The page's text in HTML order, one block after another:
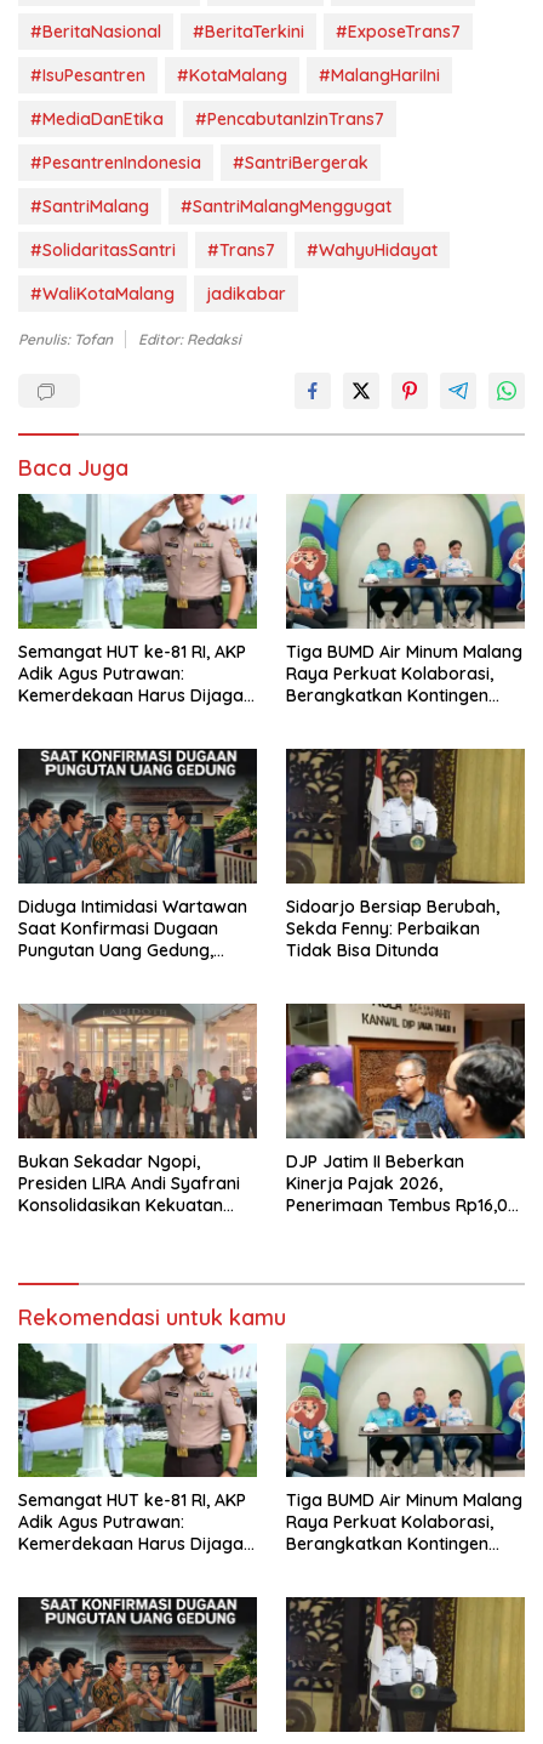
#BeritaNasional #BeritaTerkini
#ExposeTrans7
#IsuPesantren
#KotaMalang
#MalangHariIni
#MediaDanEtika
#PencabutanIzinTrans7
#PesantrenIndonesia
#SantriBergerak
#SantriMalang
#SantriMalangMenggugat
#SolidaritasSantri
#Trans7
#WahyuHidayat
#WaliKotaMalang
jadikabar
Penulis: Tofan Editor: Redaksi
Baca Juga
Semangat HUT ke-81 RI, AKP
Adik Agus Putrawan:
Kemerdekaan Harus Dijaga
Tiga BUMD Air Minum Malang
Raya Perkuat Kolaborasi,
Berangkatkan Kontingen
Diduga Intimidasi Wartawan
Saat Konfirmasi Dugaan
Pungutan Uang Gedung,
Buka suara
Sidoarjo Bersiap Berubah,
Sekda Fenny: Perbaikan
Tidak Bisa Ditunda
Bukan Sekadar Ngopi,
Presiden LIRA Andi Syafrani
Konsolidasikan Kekuatan
DJP Jatim II Beberkan
Kinerja Pajak 2026,
Penerimaan Tembus Rp16,08
Rekomendasi untuk kamu
Semangat HUT ke-81 RI, AKP
Adik Agus Putrawan:
Kemerdekaan Harus Dijaga
Tiga BUMD Air Minum Malang
Raya Perkuat Kolaborasi,
Berangkatkan Kontingen